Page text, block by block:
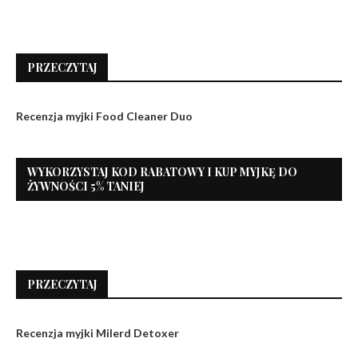
PRZECZYTAJ
Recenzja myjki Food Cleaner Duo
WYKORZYSTAJ KOD RABATOWY I KUP MYJKĘ DO
ŻYWNOŚCI 5% TANIEJ
PRZECZYTAJ
Recenzja myjki Milerd Detoxer